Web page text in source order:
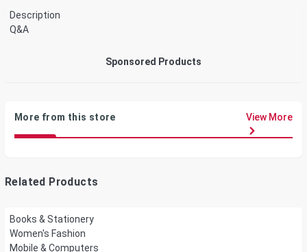
Description
Q&A
Sponsored Products
More from this store View More
Related Products
Books & Stationery
Women's Fashion
Mobile & Computers